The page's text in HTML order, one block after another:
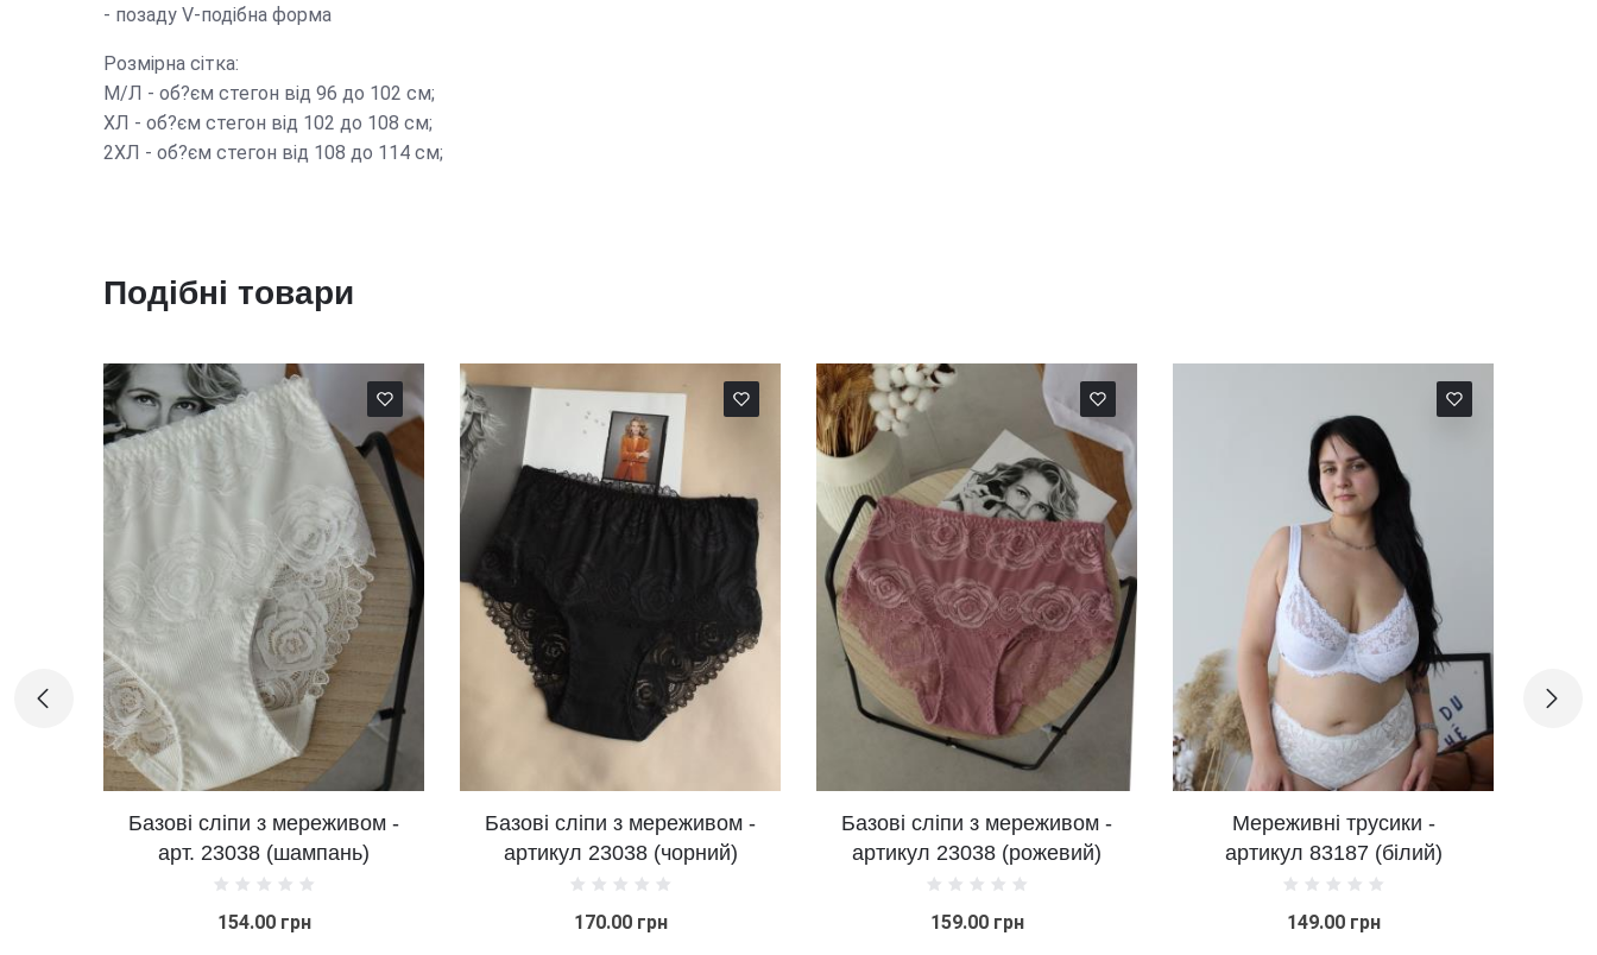
- позаду V-подібна форма
Розмірна сітка:
М/Л - об?єм стегон від 96 до 102 см;
ХЛ - об?єм стегон від 102 до 108 см;
2ХЛ - об?єм стегон від 108 до 114 см;
Подібні товари
сліпи з мереживом -
23038 (шампань)
Базові сліпи з мереживом -
артикул 23038 (чорний)
Базові сліпи з мереживом -
артикул 23038 (рожевий)
Мереживні трусики -
артикул 83187 (білий)
Вишукана
артикул 285